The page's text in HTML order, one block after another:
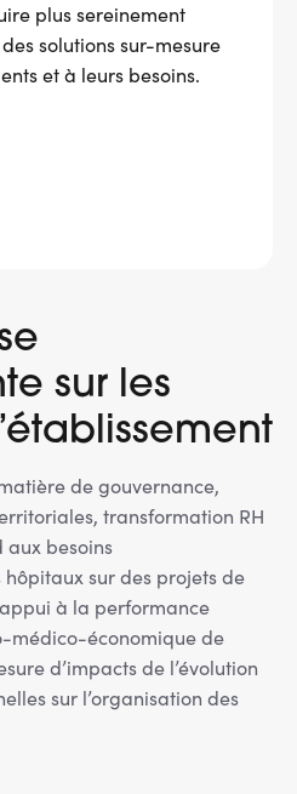
plus sereinement
solutions sur-mesure
et à leurs besoins.
sur les
de gouvernance,
transformation RH
aux besoins
sur des projets de
à la performance
médico-économique de
d’impacts de l’évolution
sur l’organisation des